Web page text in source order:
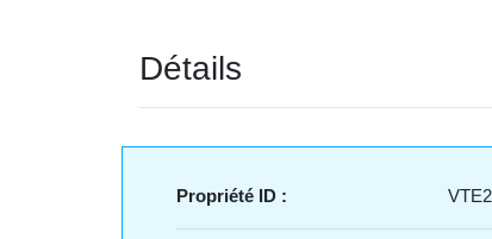
Détails
Propriété ID :